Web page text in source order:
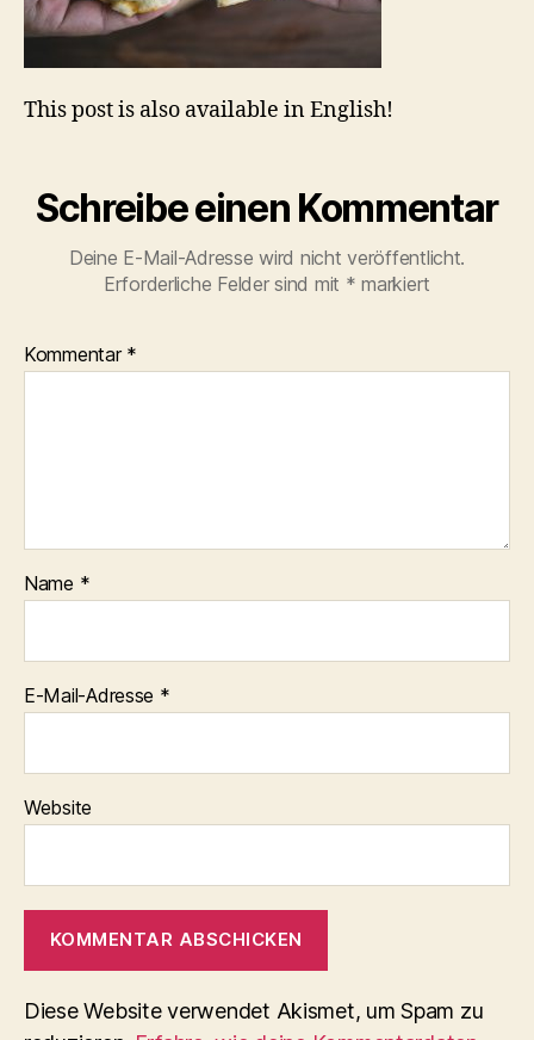
This post is also available in English!
Schreibe einen Kommentar
Deine E-Mail-Adresse wird nicht veröffentlicht.
Erforderliche Felder sind mit * markiert
Kommentar *
Name *
E-Mail-Adresse *
Website
Diese Website verwendet Akismet, um Spam zu